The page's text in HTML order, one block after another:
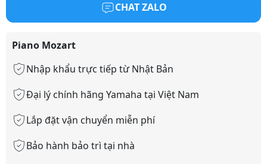
CHAT ZALO
Piano Mozart
Nhập khẩu trực tiếp từ Nhật Bản
Đại lý chính hãng Yamaha tại Việt Nam
Lắp đặt vận chuyển miễn phí
Bảo hành bảo trì tại nhà